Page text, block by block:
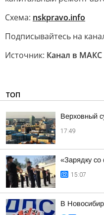
Схема: nskpravo.info
Подписывайтесь на
Источник: Канал в МАКС
ТОП
Верховный
17:49
«Зарядку со
15:07
В